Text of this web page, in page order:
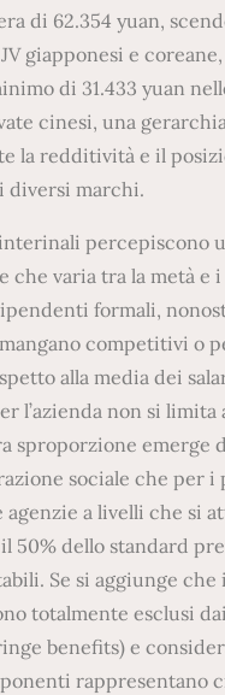
di 62.354 yuan,
giapponesi e
di 31.433 yuan
cinesi, una
la redditività e il
diversi marchi.
percepiscono
che varia tra la metà e
formali,
competitivi o
alla media dei
l’azienda non si limita
sproporzione emerge
sociale che per i
agenzie a livelli che si
50% dello standard
Se si aggiunge che
totalmente esclusi
benefits) e
rappresentano